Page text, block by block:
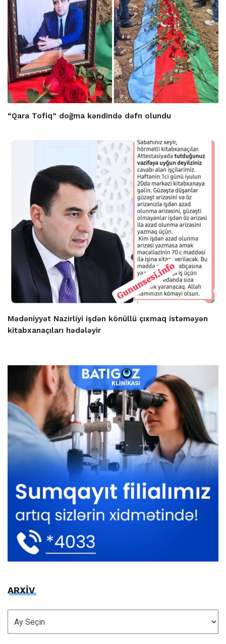
“Qara Tofiq” doğma kəndində dəfn olundu
Mədəniyyət Nazirliyi işdən könüllü çıxmaq istəməyən
kitabxanaçıları hədələyir
ARXİV
ARXİV